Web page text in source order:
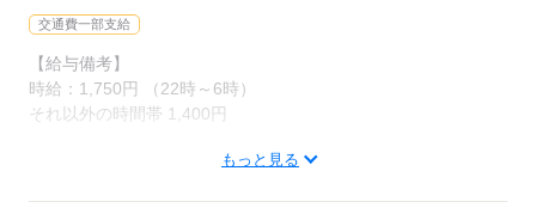
交通費一部支給
【給与備考】
時給：1,750円 （22時～6時）
それ以外の時間帯 1,400円
もっと見る